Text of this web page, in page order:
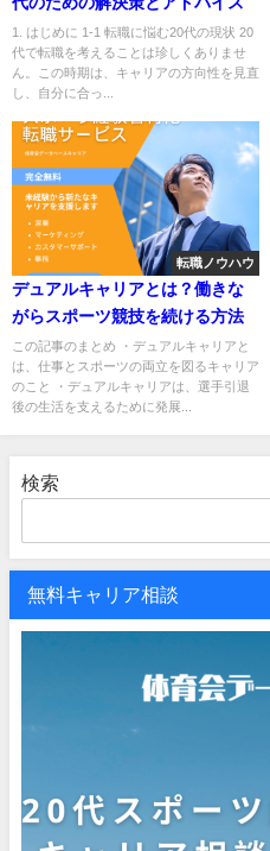
1. はじめに 1-1 転職に悩む20代の現状 20
代で転職を考えることは珍しくありませ
ん。この時期は、キャリアの方向性を見直
し、自分に合っ...
転職ノウハウ
デュアルキャリアとは？働きな
がらスポーツ競技を続ける方法
この記事のまとめ ・デュアルキャリアと
は、仕事とスポーツの両立を図るキャリア
のこと ・デュアルキャリアは、選手引退
後の生活を支えるために発展...
検索
無料キャリア相談